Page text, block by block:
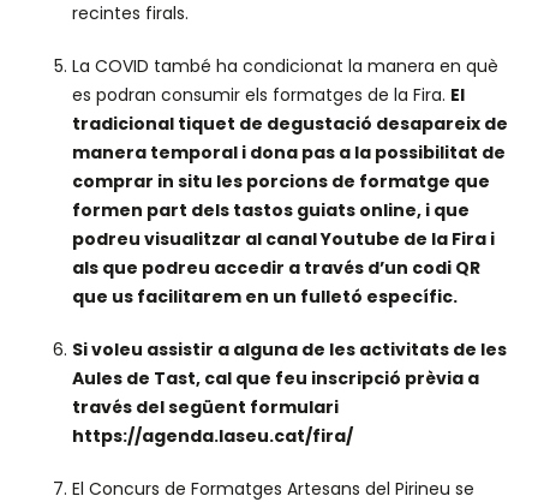
recintes firals.
La COVID també ha condicionat la manera en què
es podran consumir els formatges de la Fira. El
tradicional tiquet de degustació desapareix de
manera temporal i dona pas a la possibilitat de
comprar in situ les porcions de formatge que
formen part dels tastos guiats online, i que
podreu visualitzar al canal Youtube de la Fira i
als que podreu accedir a través d’un codi QR
que us facilitarem en un fulletó específic.
Si voleu assistir a alguna de les activitats de les
Aules de Tast, cal que feu inscripció prèvia a
través del següent formulari
https://agenda.laseu.cat/fira/
El Concurs de Formatges Artesans del Pirineu se